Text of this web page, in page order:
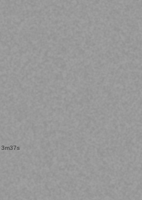
3m37s